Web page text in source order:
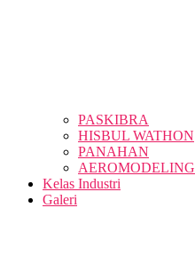
PASKIBRA
HISBUL WATHON
PANAHAN
AEROMODELING
Kelas Industri
Galeri